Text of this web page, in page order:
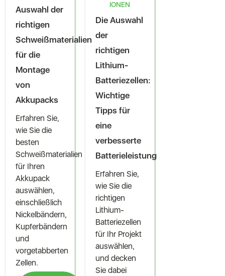
Auswahl der
richtigen
Schweißmaterialien
für die
Montage
von
Akkupacks
Erfahren Sie,
wie Sie die
besten
Schweißmaterialien
für Ihren
Akkupack
auswählen,
einschließlich
Nickelbändern,
Kupferbändern
und
vorgetabberten
Zellen.
IONEN
Die Auswahl
der
richtigen
Lithium-
Batteriezellen:
Wichtige
Tipps für
eine
verbesserte
Batterieleistung
Erfahren Sie,
wie Sie die
richtigen
Lithium-
Batteriezellen
für Ihr Projekt
auswählen,
und decken
Sie dabei